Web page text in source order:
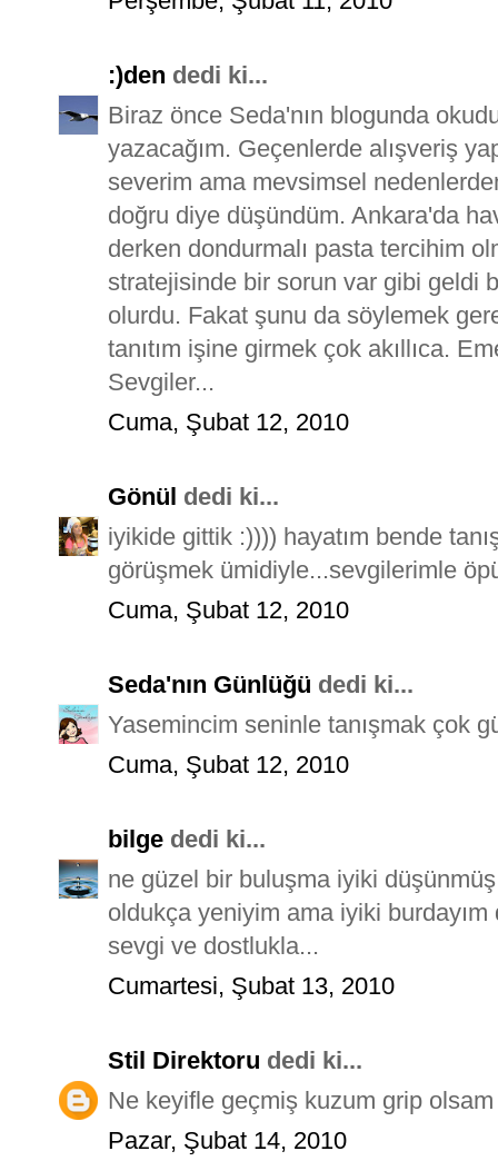
:)den dedi ki...
Biraz önce Seda'nın blogunda
yazacağım. Geçenlerde alışveriş
severim ama mevsimsel
doğru diye düşündüm. Ankara'da
derken dondurmalı pasta tercihim
stratejisinde bir sorun var gibi geldi
olurdu. Fakat şunu da söylemek
tanıtım işine girmek çok akıllıca.
Sevgiler...
Cuma, Şubat 12, 2010
Gönül dedi ki...
iyikide gittik :)))) hayatım bende
görüşmek ümidiyle...sevgilerimle
Cuma, Şubat 12, 2010
Seda'nın Günlüğü dedi ki...
Yasemincim seninle tanışmak çok
Cuma, Şubat 12, 2010
bilge dedi ki...
ne güzel bir buluşma iyiki
oldukça yeniyim ama iyiki
sevgi ve dostlukla...
Cumartesi, Şubat 13, 2010
Stil Direktoru dedi ki...
Ne keyifle geçmiş kuzum grip
Pazar, Şubat 14, 2010